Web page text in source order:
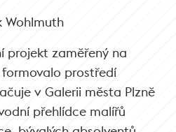
Wohlmuth
projekt zaměřený na
prostředí
v Galerii města Plzně
přehlídce malířů